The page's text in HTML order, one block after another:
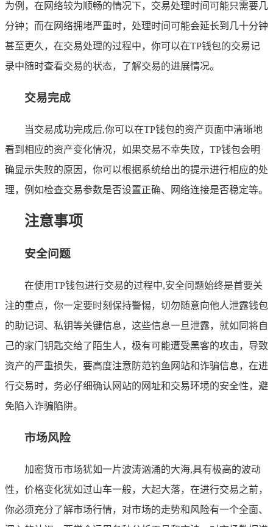
为例，在网络较为顺畅的情况下，交易处理时间可能只需要几
分钟；而在网络拥堵严重时，处理时间可能会延长到几十分钟
甚至更久，在交易处理的过程中，你可以在TP钱包的交易记
录中随时查看交易的状态，了解交易的进展情况。
交易完成
当交易成功完成后,你可以在TP钱包的资产页面中清晰地
看到相应的资产变化情况，如果交易不幸失败，TP钱包会明
确显示失败的原因，你可以根据系统给出的提示进行相应的处
理，例如检查交易参数是否设置正确、网络连接是否稳定等。
注意事项
安全问题
在使用TP钱包进行交易的过程中,安全问题始终是首要关
注的重点，你一定要时刻保持警惕，切勿随意向他人泄露钱包
的助记词、私钥等关键信息，这些信息一旦泄露，就如同将自
己的家门钥匙交给了陌生人，极有可能遭受黑客的攻击，导致
资产的严重损失，要高度注意防范钓鱼网站和诈骗信息，在进
行交易时，务必仔细确认网站的网址和交易环境的安全性，避
免陷入诈骗陷阱。
市场风险
加密货币市场犹如一片波涛汹涌的大海,具有极高的波动
性，价格变化犹如过山车一般，大起大落，在进行交易之前，
你必须充分了解市场行情，对市场的走势和风险有一个全面、